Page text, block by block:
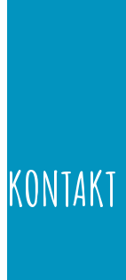
KONTAKT